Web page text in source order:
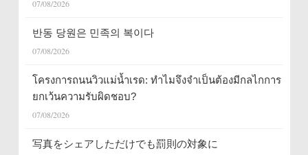
07/08/2026
반동 당원은 민족의 복이다
07/08/2026
โครงการถนนวิวแม่น้ำเรด: ทำไมจึงจำเป็นต้องมีกลไกการ
ยกเว้นความรับผิดชอบ?
07/08/2026
写真をシェアしただけでも罰則の対象に